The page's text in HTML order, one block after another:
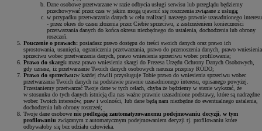
Dane osobowe przetwarzane w razie odbycia usługi serwisu lub przeglądu będziemy
przechowywać przez czas w jakim mogą ujawnić się roszczenia związane z usługą;
w przypadku przetwarzania danych w celu realizacji naszego prawnie uzasadnionego interesu
- przez okres do czasu złożenia przez Ciebie sprzeciwu, z zastrzeżeniem konieczności
przetwarzania danych do końca okresu niezbędnego do ustalenia, dochodzenia lub obrony
roszczeń.
Pouczenie o prawach: posiadasz prawo dostępu do treści swoich danych oraz prawo ich
sprostowania, usunięcia, ograniczenia przetwarzania, prawo do przenoszenia danych, prawo wniesienia
sprzeciwu wobec przetwarzania danych, prawo wniesienia sprzeciwu wobec profilowania;
Prawo do skargi: masz prawo wniesienia skargi do Prezesa Urzędu Ochrony Danych Osobowych,
gdy uznasz, iż przetwarzanie Twoich danych osobowych narusza przepisy RODO;
Prawo do sprzeciwu:w każdej chwili przysługuje Tobie prawo do wniesienia sprzeciwu wobec
przetwarzania Twoich danych na podstawie prawnie uzasadnionego interesu, opisanego powyżej.
Przestaniemy przetwarzać Twoje dane w tych celach, chyba że będziemy w stanie wykazać, że
w stosunku do tych danych istnieją dla nas ważne prawnie uzasadnione podstawy, które są nadrzędne
wobec Twoich interesów, praw i wolności, lub dane będą nam niezbędne do ewentualnego ustalenia,
dochodzenia lub obrony roszczeń;
Twoje dane osobowe nie podlegają zautomatyzowanemu podejmowaniu decyzji, w tym
profilowaniu związanym z automatycznym podejmowaniem decyzji tj. profilowaniu które
odbywałoby się bez udziału człowieka.